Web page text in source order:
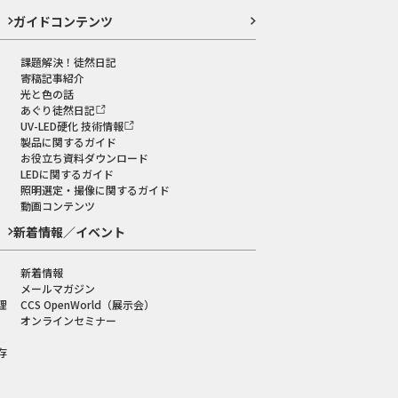
ガイドコンテンツ
課題解決！徒然日記
寄稿記事紹介
光と色の話
あぐり徒然日記
UV-LED硬化 技術情報
製品に関するガイド
お役立ち資料ダウンロード
LEDに関するガイド
照明選定・撮像に関するガイド
動画コンテンツ
新着情報／イベント
新着情報
メールマガジン
CCS OpenWorld（展示会）
オンラインセミナー